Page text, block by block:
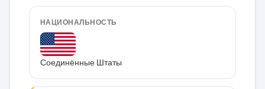
НАЦИОНАЛЬНОСТЬ
Соединённые Штаты